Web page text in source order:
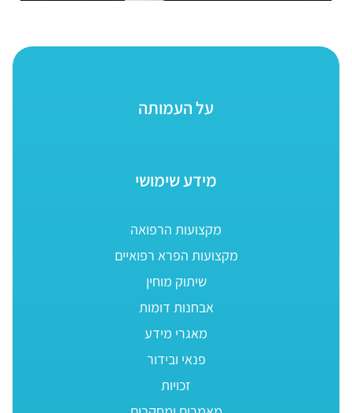
על העמותה
מידע שימושי
מקצועות הרפואה
מקצועות הפרא רפואיים
שיתוק מוחין
אבחנות דומות
מאגרי מידע
פנאי ובידור
זכויות